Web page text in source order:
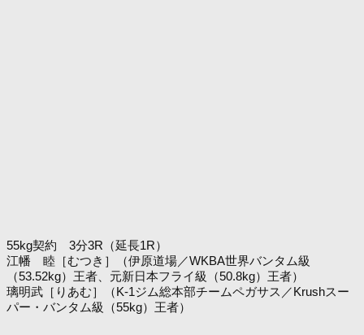
55kg契約 3分3R（延長1R）
江幡 睦［むつき］（伊原道場／WKBA世界バンタム級
（53.52kg）王者、元新日本フライ級（50.8kg）王者）
璃明武［りあむ］（K-1ジム総本部チームペガサス／Krushスー
パー・バンタム級（55kg）王者）